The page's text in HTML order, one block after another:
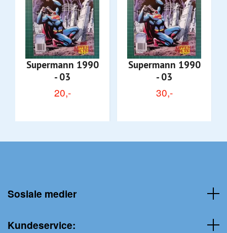
Supermann 1990
- 03
20,-
Supermann 1990
- 03
30,-
Sosiale medier
Kundeservice: